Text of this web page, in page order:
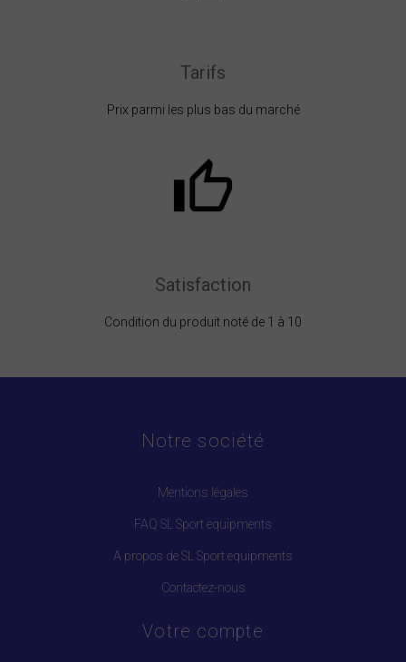
Tarifs
Prix parmi les plus bas du marché
Satisfaction
Condition du produit noté de 1 à 10
Notre société
Mentions légales
FAQ SL Sport equipments
A propos de SL Sport equipments
Contactez-nous
Votre compte